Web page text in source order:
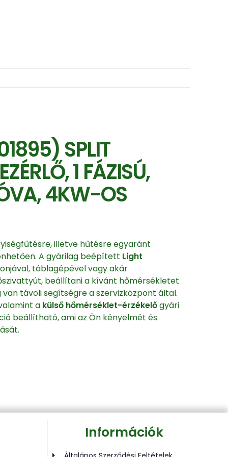
SPLIT
1 FÁZISÚ,
4KW-OS
illetve hűtésre egyaránt
A gyárilag beépített Light
táblagépével vagy akár
beállítani a kívánt hőmérsékletet
távoli segítségre a szervizközpont által.
a külső hőmérséklet-érzékelőgyári
beállítható, ami az Ön kényelmét és
Információk